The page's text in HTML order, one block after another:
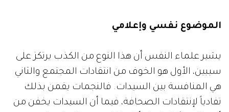
الموضوع نفسي وإعلامي
يشير علماء النفس أن هذا النوع من الكذب يرتكز على
سببين، الأول هو الخوف من انتقادات المجتمع والثاني
هي المنافسة بين السيدات. فالنجمات يقمن بذلك
تفادياً لإنتقادات الصحافة، فيما أن السيدات يخفن من